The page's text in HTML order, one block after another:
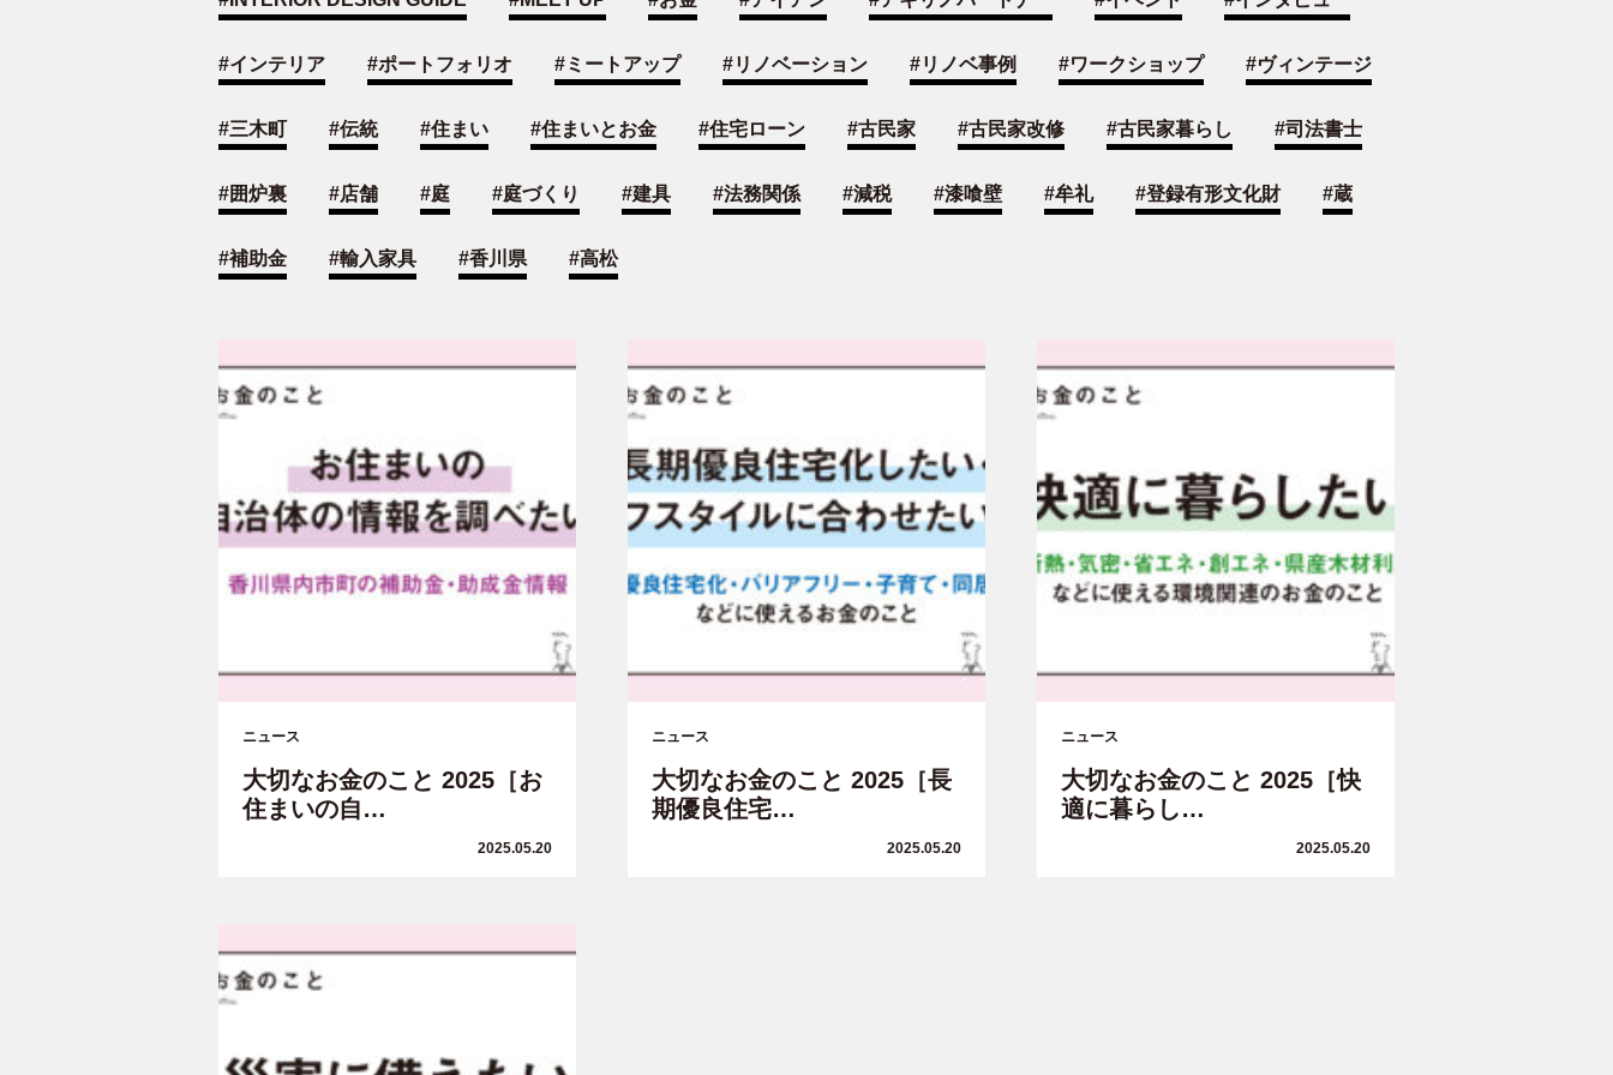
#インテリア #ポートフォリオ #ミートアップ #リノベーション #リノベ事例 #ワークショップ #ヴィンテージ
#三木町 #伝統 #住まい #住まいとお金 #住宅ローン #古民家 #古民家改修 #古民家暮らし #司法書士
#囲炉裏 #店舗 #庭 #庭づくり #建具 #法務関係 #減税 #漆喰壁 #牟礼 #登録有形文化財 #蔵
#補助金 #輸入家具 #香川県 #高松
ニュース
大切なお金のこと 2025［お
住まいの自…
2025.05.20
ニュース
大切なお金のこと 2025［長
期優良住宅…
2025.05.20
ニュース
大切なお金のこと 2025［快
適に暮らし…
2025.05.20